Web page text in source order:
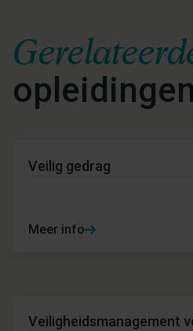
opleidingen
Veilig gedrag
Meer info
Veiligheidsmanagement